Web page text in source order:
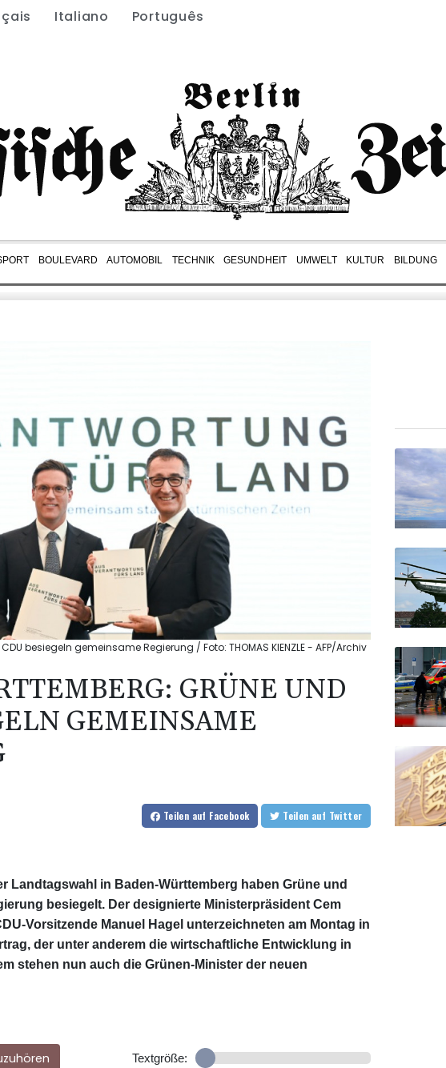
Italiano Português
BOULEVARD AUTOMOBIL TECHNIK GESUNDHEIT UMWELT KULTUR BILDUNG
besiegeln gemeinsame Regierung / Foto: THOMAS KIENZLE - AFP/Archiv
GRÜNE UND
GEMEINSAME
Teilen auf Facebook Teilen auf Twitter
Landtagswahl in Baden-Württemberg haben Grüne und
besiegelt. Der designierte Ministerpräsident Cem
Vorsitzende Manuel Hagel unterzeichneten am Montag in
der unter anderem die wirtschaftliche Entwicklung in
stehen nun auch die Grünen-Minister der neuen
Textgröße: